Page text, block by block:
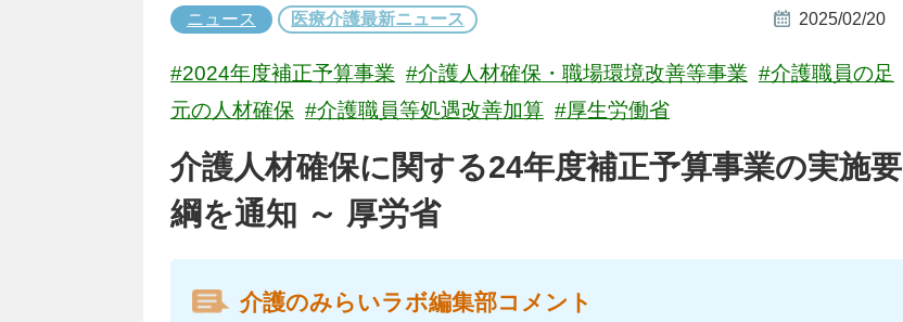
ニュース 医療介護最新ニュース 2025/02/20
#2024年度補正予算事業 #介護人材確保・職場環境改善等事業 #介護職員の足
元の人材確保 #介護職員等処遇改善加算 #厚生労働省
介護人材確保に関する24年度補正予算事業の実施要
綱を通知 ～ 厚労省
介護のみらいラボ編集部コメント